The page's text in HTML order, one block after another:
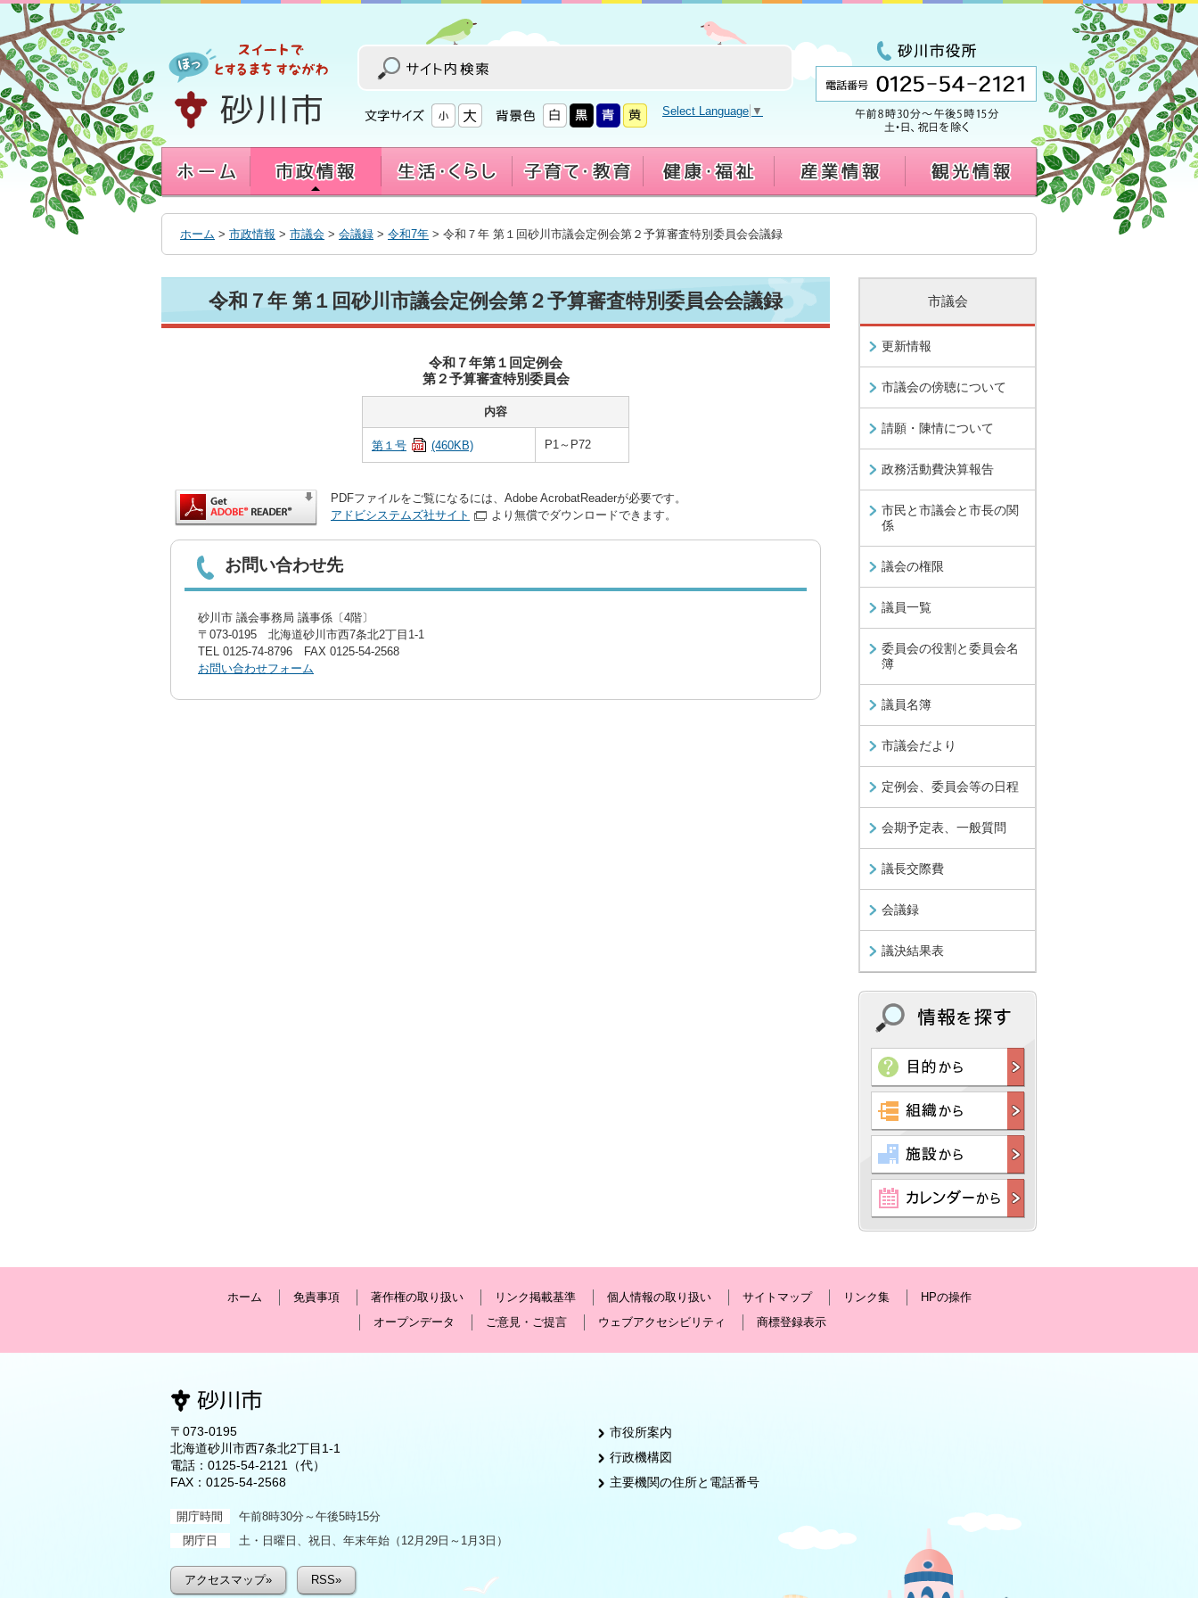
へ
移
動
す
る
Select Language ▼
ホーム > 市政情報 > 市議会 > 会議録 > 令和7年 > 令和７年 第１回砂川市議会定例会第２予算審査特別委員会会議録
令和７年 第１回砂川市議会定例会第２予算審査特別委員会会議録
令和７年第１回定例会
第２予算審査特別委員会
内容
第１号 (460KB) P1～P72
PDFファイルをご覧になるには、Adobe AcrobatReaderが必要です。
アドビシステムズ社サイト
より無償でダウンロードできます。
お問い合わせ先
砂川市 議会事務局 議事係〔4階〕
〒073-0195 北海道砂川市西7条北2丁目1-1
TEL 0125-74-8796 FAX 0125-54-2568
お問い合わせフォーム
市議会
更新情報
市議会の傍聴について
請願・陳情について
政務活動費決算報告
市民と市議会と市長の関
係
議会の権限
議員一覧
委員会の役割と委員会名
簿
議員名簿
市議会だより
定例会、委員会等の日程
会期予定表、一般質問
議長交際費
会議録
議決結果表
ホーム 免責事項 著作権の取り扱い リンク掲載基準 個人情報の取り扱い サイトマップ リンク集
HPの操作
オープンデータ
ご意見・ご提言 ウェブアクセシビリティ 商標登録表示
〒073-0195
北海道砂川市西7条北2丁目1-1
電話： 0125-54-2121
（代）
FAX：0125-54-2568
開庁時間
午前8時30分～午後5時15分
閉庁日
土・日曜日、祝日、年末年始（12月29日～1月3日）
アクセスマップ» RSS»
市役所案内
行政機構図
主要機関の住所と電話番号